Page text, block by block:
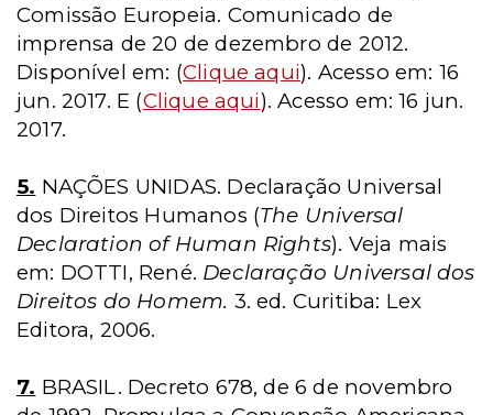
Comissão Europeia. Comunicado de
imprensa de 20 de dezembro de 2012.
Disponível em: (Clique aqui). Acesso em: 16
jun. 2017. E (Clique aqui). Acesso em: 16 jun.
2017.
5. NAÇÕES UNIDAS. Declaração Universal
dos Direitos Humanos (The Universal
Declaration of Human Rights). Veja mais
em: DOTTI, René. Declaração Universal dos
Direitos do Homem. 3. ed. Curitiba: Lex
Editora, 2006.
7. BRASIL. Decreto 678, de 6 de novembro